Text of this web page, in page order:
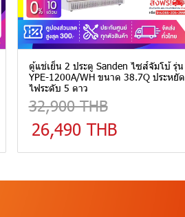
ตู้แช่เย็น 2 ประตู Sanden ไซส์จัมโบ้ รุ่น
YPE-1200A/WH ขนาด 38.7Q ประหยัด
ไฟระดับ 5 ดาว
32,900 THB
26,490 THB